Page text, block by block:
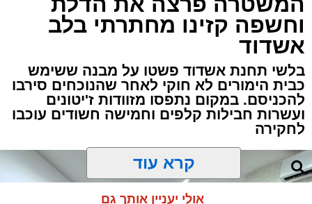
וחשפה קזינו מחתרתי בלב
אשדוד
בלשי תחנת אשדוד פשטו על מבנה ששימש
כבית הימורים לא חוקי לאחר שהנוכחים סירבו
להכניסם. במקום נתפסו מזוודות ז'יטונים
ועשרות חבילות קלפים וחמישה חשודים עוכבו
לחקירה
קרא עוד
אולי יעניין אותך גם